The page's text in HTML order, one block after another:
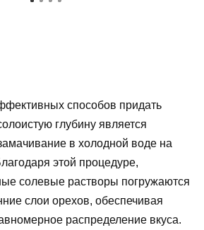
способов придать
глубину является
в холодной воде на
этой процедуре,
солевые растворы погружаются
слои орехов, обеспечивая
распределение вкуса.